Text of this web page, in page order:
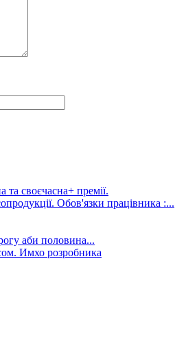
своєчасна+ премії.
Обов'язки працівника :...
аби половина...
Имхо розробника